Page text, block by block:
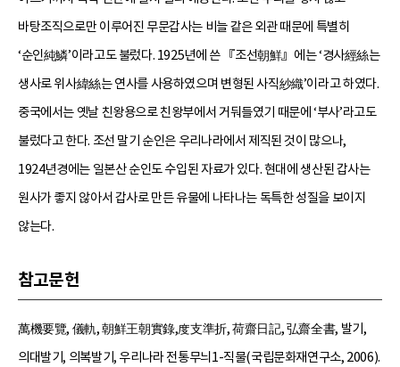
바탕조직으로만 이루어진 무문갑사는 비늘 같은 외관 때문에 특별히
‘순인純鱗’이라고도 불렀다. 1925년에 쓴 『조선朝鮮』에는 ‘경사經絲는
생사로 위사緯絲는 연사를 사용하였으며 변형된 사직紗織’이라고 하였다.
중국에서는 옛날 친왕용으로 친왕부에서 거둬들였기 때문에 ‘부사’라고도
불렀다고 한다. 조선 말기 순인은 우리나라에서 제직된 것이 많으나,
1924년경에는 일본산 순인도 수입된 자료가 있다. 현대에 생산된 갑사는
원사가 좋지 않아서 갑사로 만든 유물에 나타나는 독특한 성질을 보이지
않는다.
참고문헌
萬機要覽, 儀軌, 朝鮮王朝實錄,度支準折, 荷齋日記, 弘齋全書, 발기,
의대발기, 의복발기, 우리나라 전통무늬1-직물(국립문화재연구소, 2006).